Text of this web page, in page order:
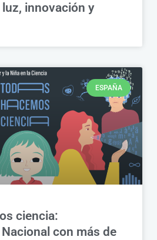
innovación y
ESPAÑA
ciencia:
con más de